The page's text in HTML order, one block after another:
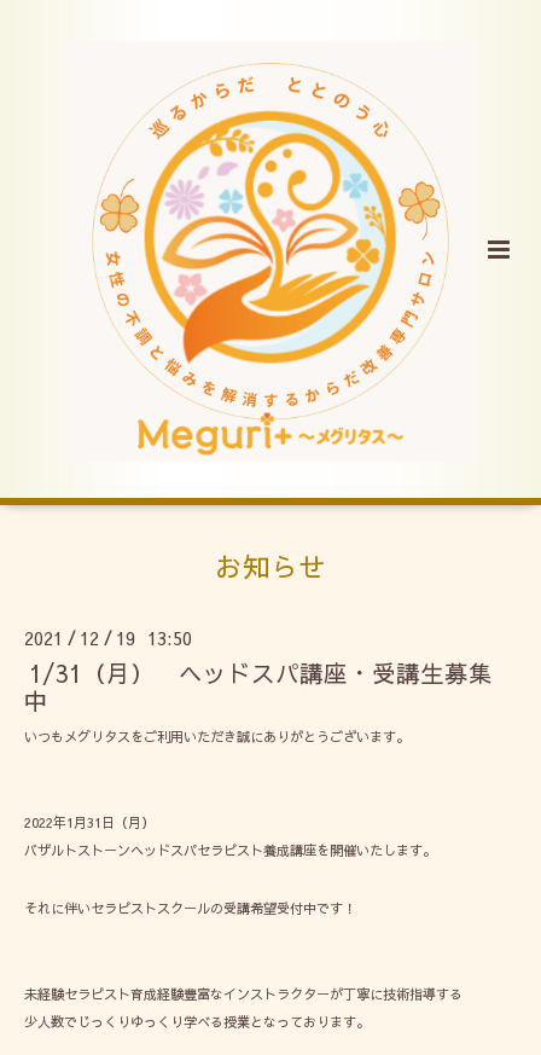
お知らせ
2021 / 12 / 19 13:50
1/31（月） ヘッドスパ講座・受講生募集
中
いつもメグリタスをご利用いただき誠にありがとうございます。
2022年1月31日（月）
バザルトストーンヘッドスパセラピスト養成講座を開催いたします。
それに伴いセラピストスクールの受講希望受付中です！
未経験セラピスト育成経験豊富なインストラクターが丁寧に技術指導する
少人数でじっくりゆっくり学べる授業となっております。